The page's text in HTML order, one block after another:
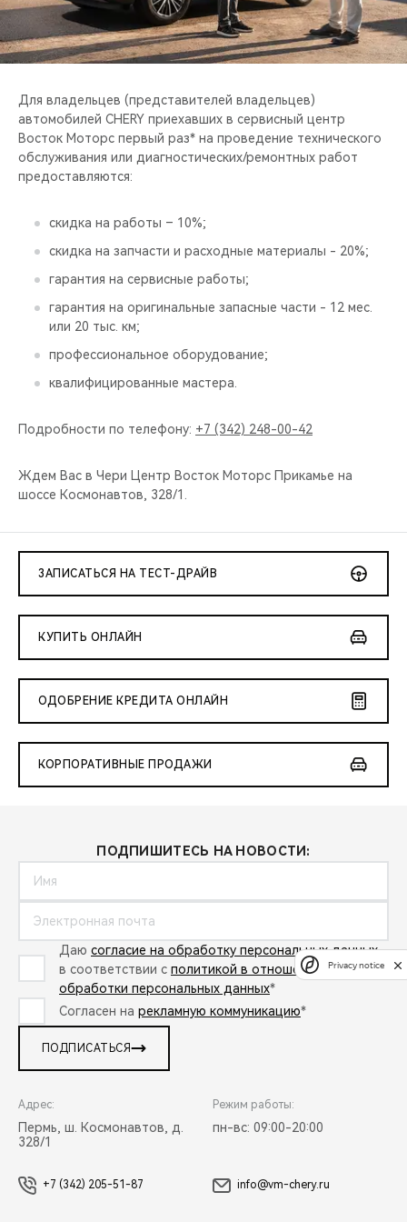
CHERY И СПОРТ
НАШИ МЕРОПРИЯТИЯ
ВИДЕООБЗОРЫ
CHERY ДЛЯ ДЕТЕЙ
Для владельцев (представителей владельцев)
автомобилей CHERY приехавших в сервисный центр
Восток Моторс первый раз* на проведение технического
обслуживания или диагностических/ремонтных работ
предоставляются:
скидка на работы – 10%;
скидка на запчасти и расходные материалы - 20%;
гарантия на сервисные работы;
гарантия на оригинальные запасные части - 12 мес.
или 20 тыс. км;
профессиональное оборудование;
квалифицированные мастера.
Подробности по телефону: +7 (342) 248-00-42
Ждем Вас в Чери Центр Восток Моторс Прикамье на
шоссе Космонавтов, 328/1.
ЗАПИСАТЬСЯ НА ТЕСТ-ДРАЙВ
КУПИТЬ ОНЛАЙН
ОДОБРЕНИЕ КРЕДИТА ОНЛАЙН
КОРПОРАТИВНЫЕ ПРОДАЖИ
ПОДПИШИТЕСЬ НА НОВОСТИ:
Даю согласие на обработку персональных данных
в соответствии с политикой в отношении
обработки персональных данных*
Согласен на рекламную коммуникацию*
ПОДПИСАТЬСЯ
Адрес:
Пермь, ш. Космонавтов, д.
328/1
Режим работы:
пн-вс: 09:00-20:00
+7 (342) 205-51-87 info@vm-chery.ru
Privacy notice